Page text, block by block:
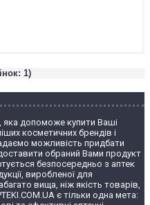
1)
яка допоможе купити Ваші
косметичних брендів і
можливість придбати
обраний Вами продукт
безпосередньо з аптек
виробленої для
вища, ніж якість товарів,
є тільки одна мета: